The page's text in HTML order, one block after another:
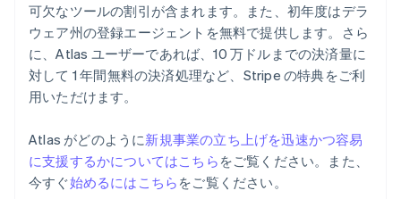
可欠なツールの割引が含まれます。また、初年度はデラ
ウェア州の登録エージェントを無料で提供します。さら
に、Atlas ユーザーであれば、10 万ドルまでの決済量に
対して 1 年間無料の決済処理など、Stripe の特典をご利
用いただけます。
Atlas がどのように新規事業の立ち上げを迅速かつ容易
に支援するかについてはこちら をご覧ください。また、
今すぐ始めるにはこちら をご覧ください。
アイルランド
English